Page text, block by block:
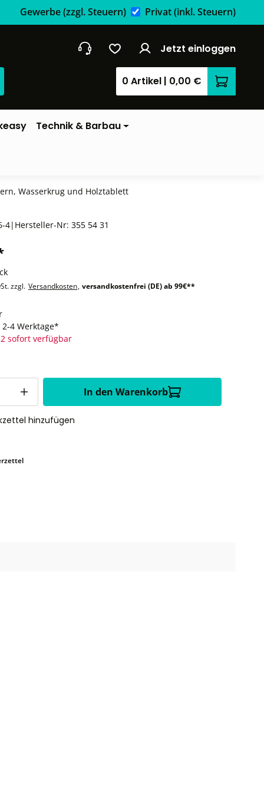
Gewerbe(zzgl. Steuern) Privat(inkl. Steuern)
Jetzt einloggen
0 Artikel | 0,00 €
Technik & Barbau
Wasserkrug und Holztablett
4| Hersteller-Nr: 355 54 31
zzgl. Versandkosten, versandkostenfrei (DE) ab 99€**
4 Werktage*
sofort verfügbar
In den Warenkorb
hinzufügen